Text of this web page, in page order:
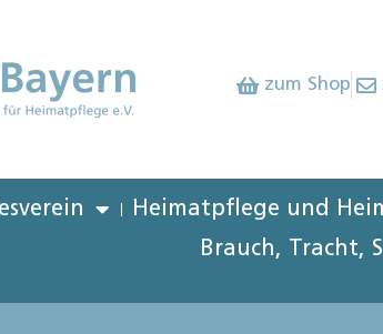
zum Shop
Heimatpflege und
Brauch, Tracht,